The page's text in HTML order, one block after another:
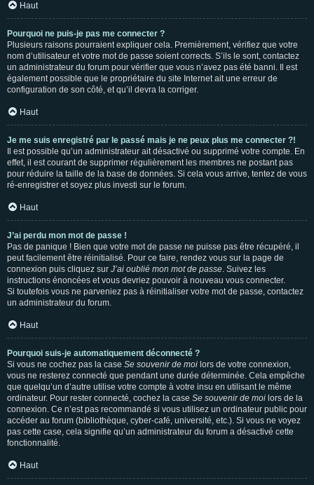
Haut
Pourquoi ne puis-je pas me connecter ?
Plusieurs raisons pourraient expliquer cela. Premièrement, vérifiez que votre
nom d’utilisateur et votre mot de passe soient corrects. S’ils le sont, contactez
un administrateur du forum pour vérifier que vous n’avez pas été banni. Il est
également possible que le propriétaire du site Internet ait une erreur de
configuration de son côté, et qu’il devra la corriger.
Haut
Je me suis enregistré par le passé mais je ne peux plus me connecter ?!
Il est possible qu’un administrateur ait désactivé ou supprimé votre compte. En
effet, il est courant de supprimer régulièrement les membres ne postant pas
pour réduire la taille de la base de données. Si cela vous arrive, tentez de vous
ré-enregistrer et soyez plus investi sur le forum.
Haut
J’ai perdu mon mot de passe !
Pas de panique ! Bien que votre mot de passe ne puisse pas être récupéré, il
peut facilement être réinitialisé. Pour ce faire, rendez vous sur la page de
connexion puis cliquez sur J’ai oublié mon mot de passe. Suivez les
instructions énoncées et vous devriez pouvoir à nouveau vous connecter.
Si toutefois vous ne parveniez pas à réinitialiser votre mot de passe, contactez
un administrateur du forum.
Haut
Pourquoi suis-je automatiquement déconnecté ?
Si vous ne cochez pas la case Se souvenir de moi lors de votre connexion,
vous ne resterez connecté que pendant une durée déterminée. Cela empêche
que quelqu’un d’autre utilise votre compte à votre insu en utilisant le même
ordinateur. Pour rester connecté, cochez la case Se souvenir de moi lors de la
connexion. Ce n’est pas recommandé si vous utilisez un ordinateur public pour
accéder au forum (bibliothèque, cyber-café, université, etc.). Si vous ne voyez
pas cette case, cela signifie qu’un administrateur du forum a désactivé cette
fonctionnalité.
Haut